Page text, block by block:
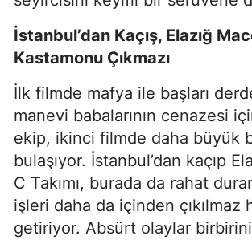
İstanbul’dan Kaçış, Elazığ
Kastamonu Çıkmazı
İlk filmde mafya ile başları
manevi babalarının cenazesi
ekip, ikinci filmde daha büyük
bulaşıyor. İstanbul’dan kaçıp
C Takımı, burada da rahat
işleri daha da içinden çıkılmaz
getiriyor. Absürt olaylar